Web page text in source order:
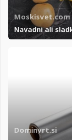
Moskisvet.com
Navadni ali
Dominvrt.si